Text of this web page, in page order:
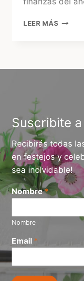
LEER MÁS
Suscribite
Recibirás todas
en festejos y
sea inolvidable!
Nombre*
Nombre
Email *